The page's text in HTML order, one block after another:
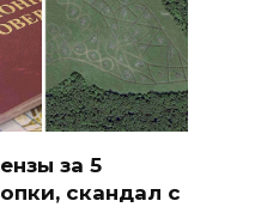
за 5
скандал с